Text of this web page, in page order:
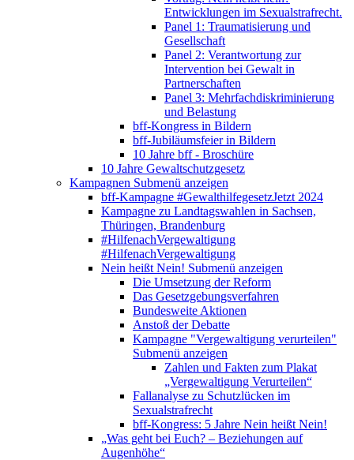
Entwicklungen im Sexualstrafrecht.
Panel 1: Traumatisierung und
Gesellschaft
Panel 2: Verantwortung zur
Intervention bei Gewalt in
Partnerschaften
Panel 3: Mehrfachdiskriminierung
und Belastung
bff-Kongress in Bildern
bff-Jubiläumsfeier in Bildern
10 Jahre bff - Broschüre
10 Jahre Gewaltschutzgesetz
Kampagnen Submenü anzeigen
bff-Kampagne #GewalthilfegesetzJetzt 2024
Kampagne zu Landtagswahlen in Sachsen,
Thüringen, Brandenburg
#HilfenachVergewaltigung
#HilfenachVergewaltigung
Nein heißt Nein! Submenü anzeigen
Die Umsetzung der Reform
Das Gesetzgebungsverfahren
Bundesweite Aktionen
Anstoß der Debatte
Kampagne "Vergewaltigung verurteilen"
Submenü anzeigen
Zahlen und Fakten zum Plakat
„Vergewaltigung Verurteilen“
Fallanalyse zu Schutzlücken im
Sexualstrafrecht
bff-Kongress: 5 Jahre Nein heißt Nein!
„Was geht bei Euch? – Beziehungen auf
Augenhöhe“